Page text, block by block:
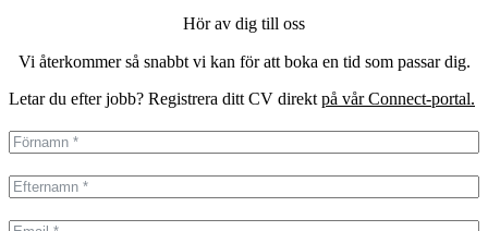
Hör av dig till oss
Vi återkommer så snabbt vi kan för att boka en tid som passar dig.
Letar du efter jobb? Registrera ditt CV direkt på vår Connect-portal.